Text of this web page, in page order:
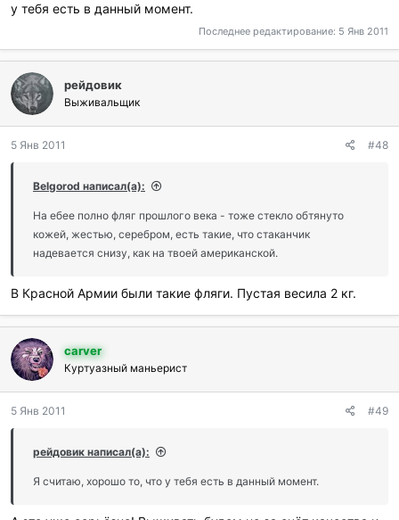
у тебя есть в данный момент.
Последнее редактирование: 5 Янв 2011
рейдовик
Выживальщик
5 Янв 2011 #48
Belgorod написал(а):
На ебее полно фляг прошлого века - тоже стекло обтянуто
кожей, жестью, серебром, есть такие, что стаканчик
надевается снизу, как на твоей американской.
В Красной Армии были такие фляги. Пустая весила 2 кг.
carver
Куртуазный маньерист
5 Янв 2011 #49
рейдовик написал(а):
Я считаю, хорошо то, что у тебя есть в данный момент.